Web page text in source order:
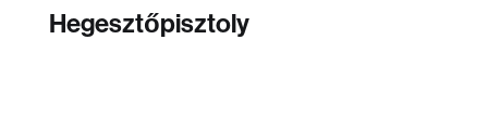
Hegesztőpisztoly